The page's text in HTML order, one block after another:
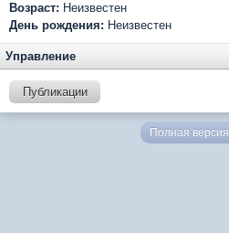
Возраст: Неизвестен
День рождения: Неизвестен
Управление
Публикации
Полная версия